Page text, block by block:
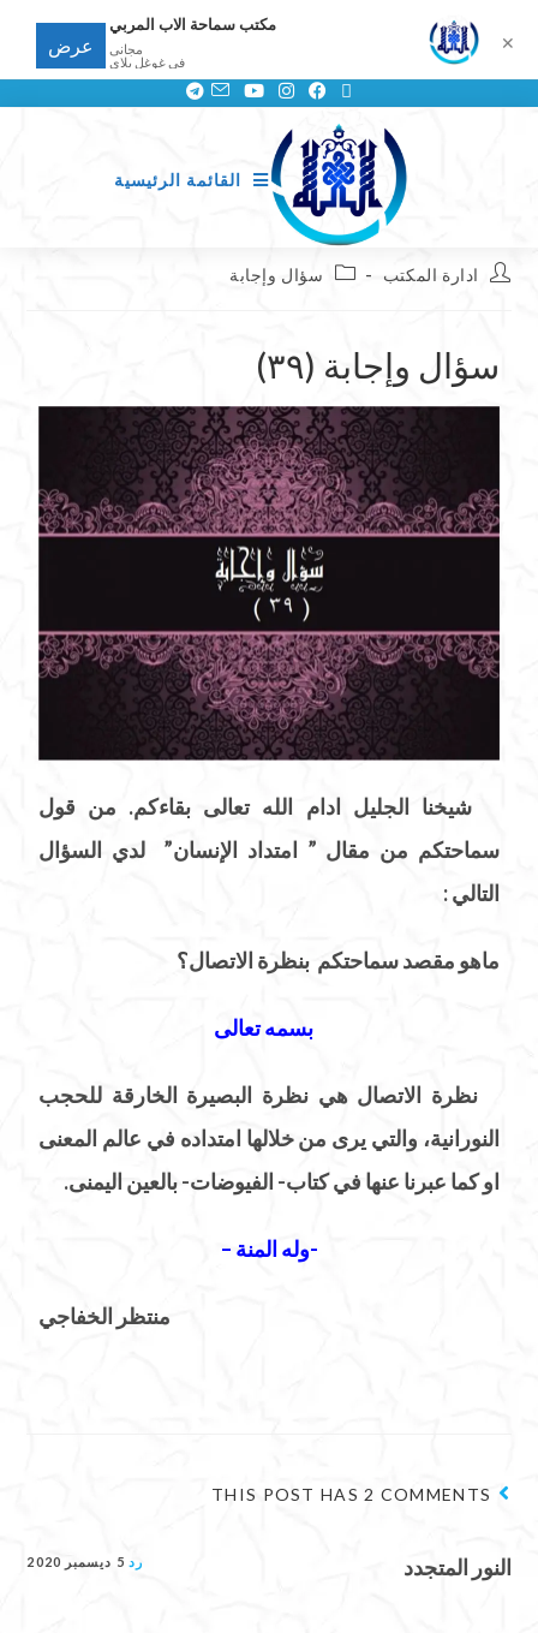
القائمة الرئيسية
ادارة المكتب سؤال وإجابة
سؤال وإجابة (٣٩)
شيخنا الجليل ادام الله تعالى بقاءكم. من قول
سماحتكم من مقال ” امتداد الإنسان” لدي السؤال
التالي :
ماهو مقصد سماحتكم بنظرة الاتصال؟
بسمه تعالى
نظرة الاتصال هي نظرة البصيرة الخارقة للحجب
النورانية، والتي يرى من خلالها امتداده في عالم المعنى
او كما عبرنا عنها في كتاب- الفيوضات- بالعين اليمنى.
-وله المنة –
منتظر الخفاجي
THIS POST HAS 2 COMMENTS
النور المتجدد رد 5 ديسمبر 2020
✕
مكتب سماحة الاب المربي
مجانى
في غوغل بلاي
عرض